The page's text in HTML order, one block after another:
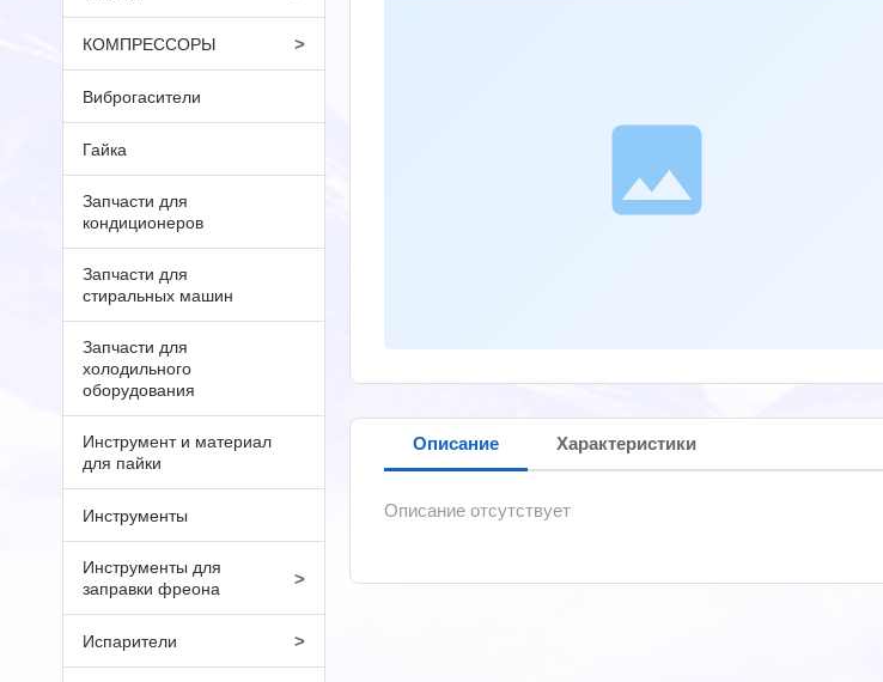
КОМПРЕССОРЫ >
Виброгасители
Гайка
Запчасти для
кондиционеров
Запчасти для
стиральных машин
Запчасти для
холодильного
оборудования
Инструмент и материал
для пайки
Инструменты
Инструменты для
заправки фреона
>
Испарители >
Описание Характеристики
Описание отсутствует